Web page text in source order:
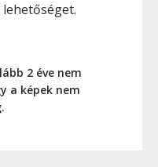
2 éve nem
a képek nem